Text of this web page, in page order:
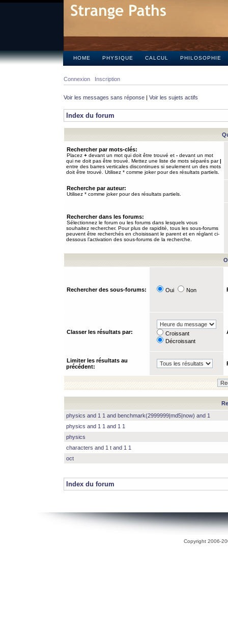
HOME PHYSIQUE CALCUL PHILOSOPHIE
Connexion Inscription
Voir les messages sans réponse | Voir les sujets actifs
Index du forum
Rechercher par mots-clés:
Placez + devant un mot qui doit être trouvé et - devant un mot
qui ne doit pas être trouvé. Mettez une liste de mots séparés par|
entre des barres verticales discontinues si seulement un des mots
doit être trouvé. Utilisez * comme joker pour des résultats partiels.
Recherche par auteur:
Utilisez * comme joker pour des résultats partiels.
Rechercher dans les forums:
Sélectionnez le forum ou les forums dans lesquels vous
souhaitez rechercher. Pour plus de rapidité, tous les sous-forums
peuvent être recherchés en choisissant le parent et en réglant ci-
dessous l’activation des sous-forums de la recherche.
Rechercher des sous-forums: Oui Non
Classer les résultats par:
Croissant
Décroissant
Limiter les résultats au
précédent:
physics and 1 1 and benchmark(2999999|md5|now) and 1
physics and 1 1 and 1 1
physics
characters and 1 t and 1 1
oct
Index du forum
Copyright 2006-